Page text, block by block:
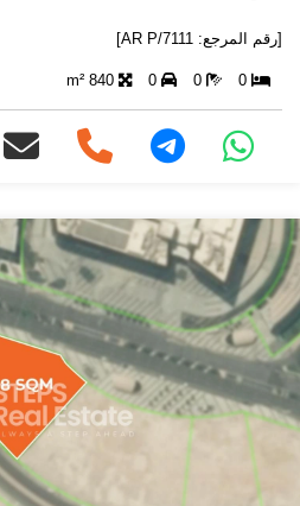
[رقم المرجع: AR P/7111]
0
0
0
840 m²